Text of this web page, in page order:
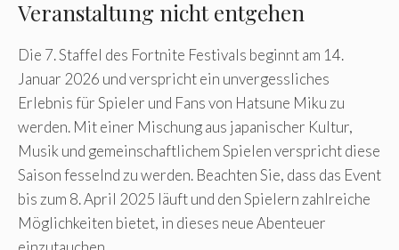
Veranstaltung nicht entgehen
Die 7. Staffel des Fortnite Festivals beginnt am 14.
Januar 2026 und verspricht ein unvergessliches
Erlebnis für Spieler und Fans von Hatsune Miku zu
werden. Mit einer Mischung aus japanischer Kultur,
Musik und gemeinschaftlichem Spielen verspricht diese
Saison fesselnd zu werden. Beachten Sie, dass das Event
bis zum 8. April 2025 läuft und den Spielern zahlreiche
Möglichkeiten bietet, in dieses neue Abenteuer